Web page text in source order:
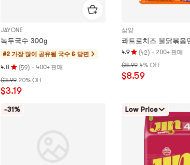
JAYONE
녹두국수 300g
#2 가장 많이 공유됨 국수 & 당면
4.8
평
점
4.8
별,
(59) · 400+ 판매
$3.99 20% OFF
$3.19
삼양
콰트로치즈 불닭볶음
4.9
평
점
4.9
(42) · 200+ 판매
$8.99 4% OFF
$8.59
-31% Low Price